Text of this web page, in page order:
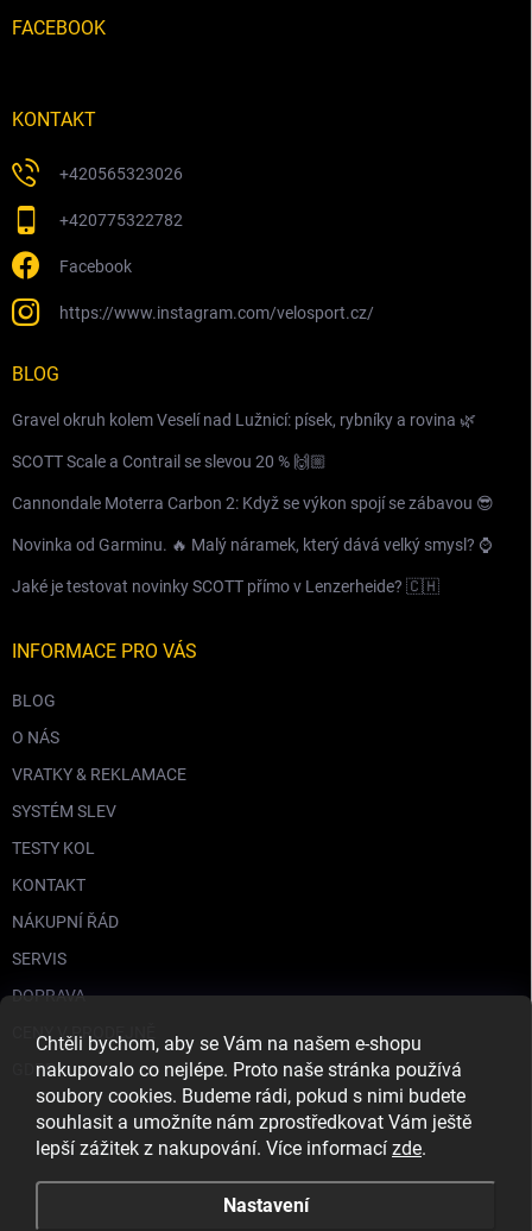
Chtěli bychom, aby se Vám na našem e-shopu
nakupovalo co nejlépe. Proto naše stránka používá
soubory cookies. Budeme rádi, pokud s nimi budete
souhlasit a umožníte nám zprostředkovat Vám ještě
lepší zážitek z nakupování. Více informací zde.
Nastavení
FACEBOOK
KONTAKT
+420565323026
+420775322782
Facebook
https://www.instagram.com/velosport.cz/
BLOG
Gravel okruh kolem Veselí nad Lužnicí: písek, rybníky a rovina 🌿
SCOTT Scale a Contrail se slevou 20 % 🙌🏼
Cannondale Moterra Carbon 2: Když se výkon spojí se zábavou 😎
Novinka od Garminu. 🔥 Malý náramek, který dává velký smysl? ⌚️
Jaké je testovat novinky SCOTT přímo v Lenzerheide? 🇨🇭
INFORMACE PRO VÁS
BLOG
O NÁS
VRATKY & REKLAMACE
SYSTÉM SLEV
TESTY KOL
KONTAKT
NÁKUPNÍ ŘÁD
SERVIS
DOPRAVA
CENY V PRODEJNĚ
GDPR